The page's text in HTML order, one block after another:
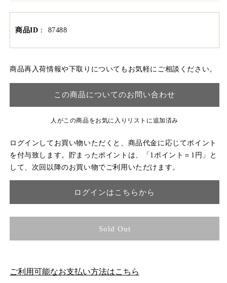
商品ID ： 87488
商品再入荷情報や下取りについてもお気軽にご相談ください。
この商品についてのお問い合わせ
人がこの商品をお気に入りリストに追加済み
ログインしてお買い物いただくと、商品代金に応じてポイント
を付与致します。貯まったポイントは、「1ポイント＝1円」と
して、次回以降のお買い物でご利用いただけます。
ログインはこちらから
Sold Out
ご利用可能なお支払い方法はこちら